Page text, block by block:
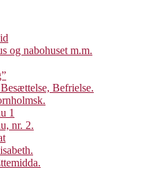
og nabohuset m.m.
Befrielse.
1
nr. 2.